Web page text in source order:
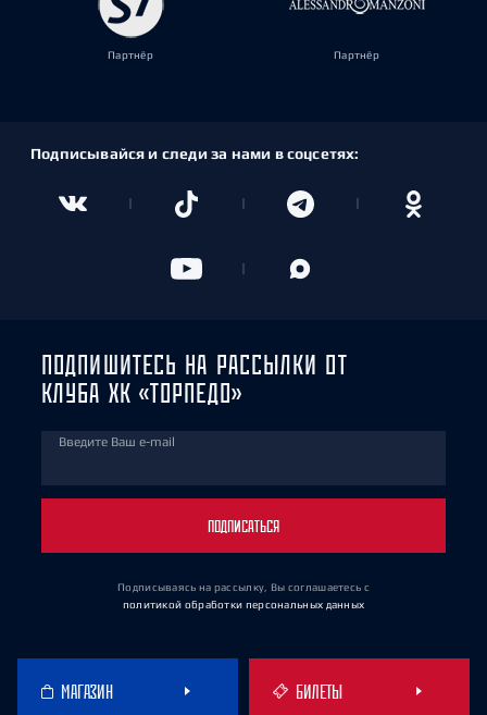
Партнёр Партнёр
Подписывайся и следи за нами в соцсетях:
ПОДПИШИТЕСЬ НА РАССЫЛКИ ОТ
КЛУБА ХК «ТОРПЕДО»
Введите Ваш e-mail
ПОДПИСАТЬСЯ
Подписываясь на рассылку, Вы соглашаетесь с
политикой обработки персональных данных
МАГАЗИН БИЛЕТЫ